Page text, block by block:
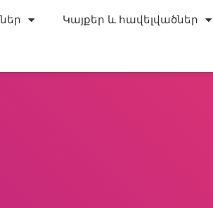
Կայքեր և հավելվածներ